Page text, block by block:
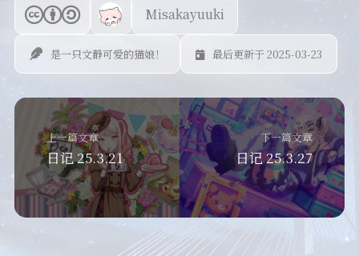
Misakayuuki
是一只文静可爱的猫娘！ 最后更新于 2025-03-23
上一篇文章
日记 25.3.21
下一篇文章
日记 25.3.27